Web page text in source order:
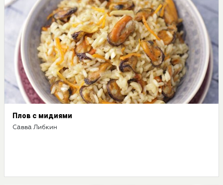
Плов с мидиями
Савва Либкин